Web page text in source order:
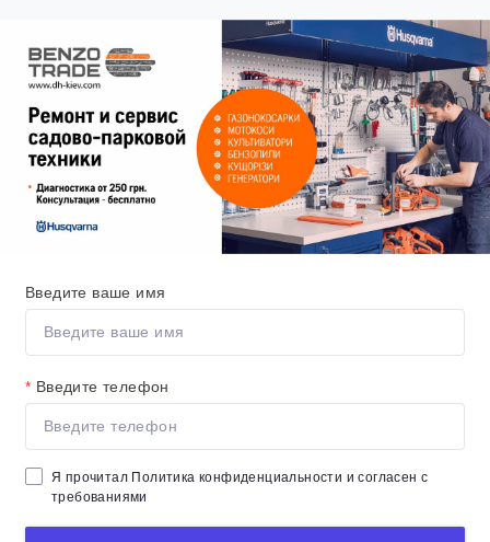
Введите ваше имя
* Введите телефон
Я прочитал Политика конфиденциальности и согласен с
требованиями